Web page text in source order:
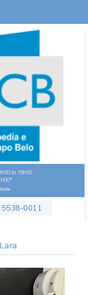
às 19h00
0011